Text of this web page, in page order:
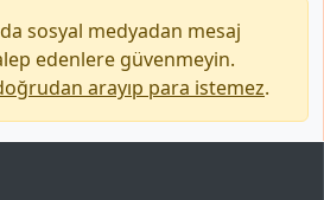
sosyal medyadan mesaj
edenlere güvenmeyin.
arayıp para istemez.